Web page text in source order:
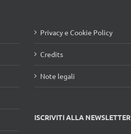
Privacy e Cookie Policy
Credits
Note legali
ISCRIVITI ALLA NEWSLETTER